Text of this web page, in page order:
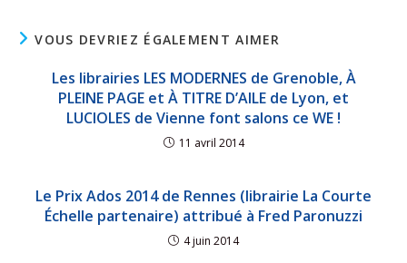
VOUS DEVRIEZ ÉGALEMENT AIMER
Les librairies LES MODERNES de Grenoble, À
PLEINE PAGE et À TITRE D’AILE de Lyon, et
LUCIOLES de Vienne font salons ce WE !
11 avril 2014
Le Prix Ados 2014 de Rennes (librairie La Courte
Échelle partenaire) attribué à Fred Paronuzzi
4 juin 2014